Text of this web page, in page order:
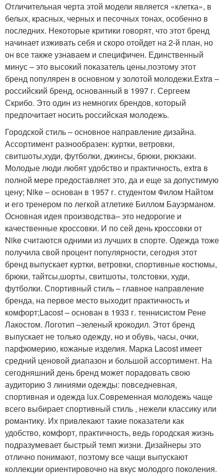
Отличительная черта этой модели является «клетка», в
белых, красных, черных и песочных тонах, особенно в
последних. Некоторые критики говорят, что этот бренд
начинает изживать себя и скоро отойдет на 2-й план, но
он все также узнаваем и специфичен. Единственный
минус – это высокий показатель цены,поэтому этот
бренд популярен в основном у золотой молодежи.Extra –
российский бренд, основанный в 1997 г. Сергеем
Скрибо. Это один из немногих брендов, который
предпочитает носить российская молодежь.
Городской стиль – основное направление дизайна.
Ассортимент разнообразен: куртки, ветровки,
свитшоты,худи, футболки, джинсы, брюки, рюкзаки.
Молодые люди любят удобство и практичность, extra в
полной мере предоставляет это, да и еще за допустимую
цену; Nike – основан в 1957 г. студентом Филом Найтом
и его тренером по легкой атлетике Биллом Бауэрманом.
Основная идея производства– это недорогие и
качественные кроссовки. И по сей день кроссовки от
Nike считаются одними из лучших в спорте. Одежда тоже
получила свой процент популярности, сегодня этот
бренд выпускает куртки, ветровки, спортивные костюмы,
брюки, тайтсы,шорты, свитшоты, толстовки, худи,
футболки. Спортивный стиль – главное направление
бренда, на первое место выходит практичность и
комфорт;Lacost – основан в 1933 г. теннисистом Рене
Лакостом. Логотип –зеленый крокодил. Этот бренд
выпускает не только одежду, но и обувь, часы, очки,
парфюмерию, кожаные изделия. Марка Lacost имеет
средний ценовой диапазон и большой ассортимент. На
сегодняшний день бренд может порадовать свою
аудиторию 3 линиями одежды: повседневная,
спортивная и одежда lux.Современная молодежь чаще
всего выбирает спортивный стиль , нежели классику или
романтику. Их привлекают такие показатели как
удобство, комфорт, практичность, ведь городская жизнь
подразумевает быстрый темп жизни. Дизайнеры это
отлично понимают, поэтому все чащи выпускают
коллекции ориентировочно на вкус молодого поколения.